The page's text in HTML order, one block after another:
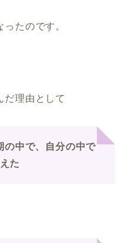
たのです。
だ理由として
の中で、自分の中で
た